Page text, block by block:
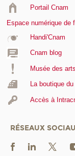
Portail Cnam
Espace numérique de
Handi'Cnam
Cnam blog
Musée des
La boutique du
Accès à
RÉSEAUX